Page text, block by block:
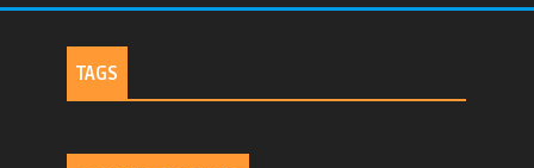
TAGS